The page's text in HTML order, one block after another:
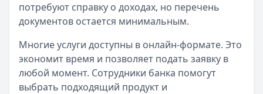
потребуют справку о доходах, но перечень
документов остается минимальным.
Многие услуги доступны в онлайн-формате. Это
экономит время и позволяет подать заявку в
любой момент. Сотрудники банка помогут
выбрать подходящий продукт и